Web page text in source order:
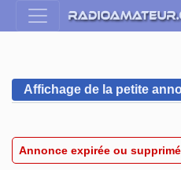
Affichage de la petite
Annonce expirée ou